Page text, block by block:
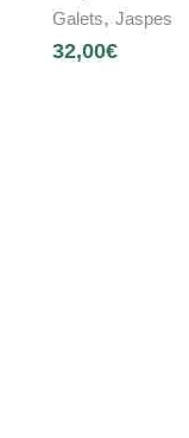
Galets, Jaspes
32,00€